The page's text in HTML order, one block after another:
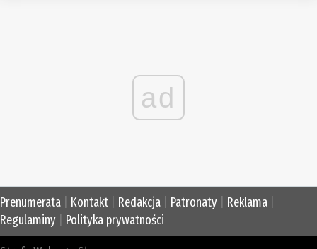
ad
Prenumerata Kontakt Redakcja Patronaty Reklama
Regulaminy
Polityka prywatności